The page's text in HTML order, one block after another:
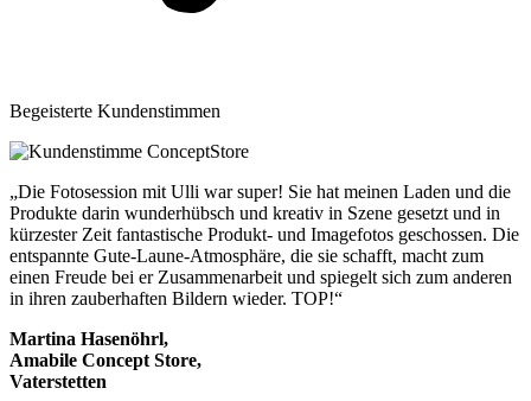
Begeisterte Kundenstimmen
„Die Fotosession mit Ulli war super! Sie hat meinen Laden und die
Produkte darin wunderhübsch und kreativ in Szene gesetzt und in
kürzester Zeit fantastische Produkt- und Imagefotos geschossen. Die
entspannte Gute-Laune-Atmosphäre, die sie schafft, macht zum
einen Freude bei er Zusammenarbeit und spiegelt sich zum anderen
in ihren zauberhaften Bildern wieder. TOP!“
Martina Hasenöhrl,
Amabile Concept Store,
Vaterstetten